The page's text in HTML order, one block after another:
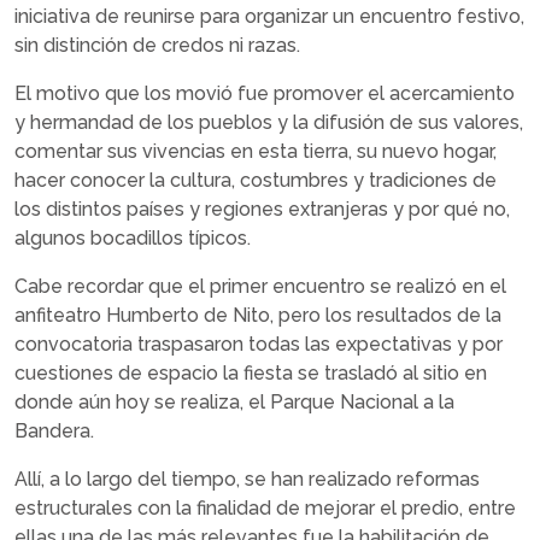
iniciativa de reunirse para organizar un encuentro festivo,
sin distinción de credos ni razas.
El motivo que los movió fue promover el acercamiento
y hermandad de los pueblos y la difusión de sus valores,
comentar sus vivencias en esta tierra, su nuevo hogar,
hacer conocer la cultura, costumbres y tradiciones de
los distintos países y regiones extranjeras y por qué no,
algunos bocadillos típicos.
Cabe recordar que el primer encuentro se realizó en el
anfiteatro Humberto de Nito, pero los resultados de la
convocatoria traspasaron todas las expectativas y por
cuestiones de espacio la fiesta se trasladó al sitio en
donde aún hoy se realiza, el Parque Nacional a la
Bandera.
Allí, a lo largo del tiempo, se han realizado reformas
estructurales con la finalidad de mejorar el predio, entre